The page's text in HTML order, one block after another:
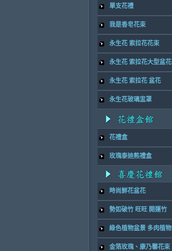
單支花禮
我是香皂花束
永生花 索拉花花束
永生花 索拉花大型盆花
永生花 索拉花 盆花
永生花玻璃盅罩
花禮盒
玫瑰泰迪熊禮盒
時尚鮮花盆花
勢如破竹 旺旺 開運竹
綠色植物盆景 多肉植物
金箔玫瑰、康乃馨花束